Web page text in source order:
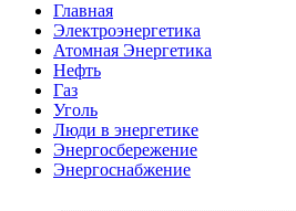
Главная
Электроэнергетика
Атомная Энергетика
Нефть
Газ
Уголь
Люди в энергетике
Энергосбережение
Энергоснабжение